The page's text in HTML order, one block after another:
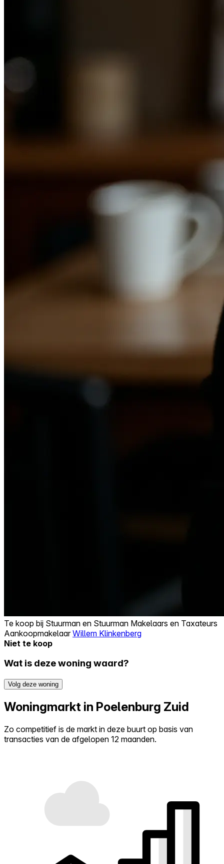
Te koop bij Stuurman en Stuurman Makelaars en Taxateurs
AankoopmakelaarWillem Klinkenberg
Niet te koop
Wat is deze woning waard?
Volg deze woning
Woningmarkt in Poelenburg Zuid
Zo competitief is de markt in deze buurt op basis van
transacties van de afgelopen 12 maanden.